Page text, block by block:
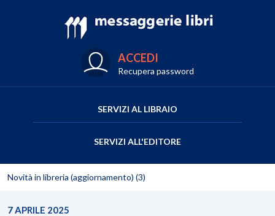
ACCEDI
Recupera password
SERVIZI AL LIBRAIO
SERVIZI ALL'EDITORE
Novità in libreria (aggiornamento) (3)
7 APRILE 2025